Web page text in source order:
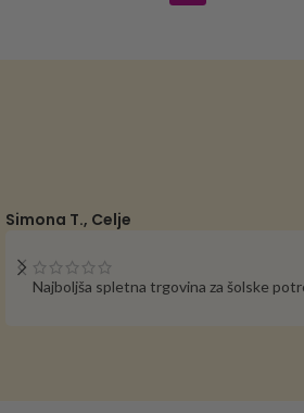
Simona T., Celje
Najboljša spletna trgovina za šolske